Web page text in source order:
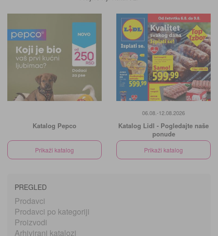
Katalog Pepco
Prikaži katalog
06.08.-12.08.2026
Katalog Lidl - Pogledajte naše
ponude
Prikaži katalog
PREGLED
Prodavci
Prodavci po kategoriji
Proizvodi
Arhivirani katalozi